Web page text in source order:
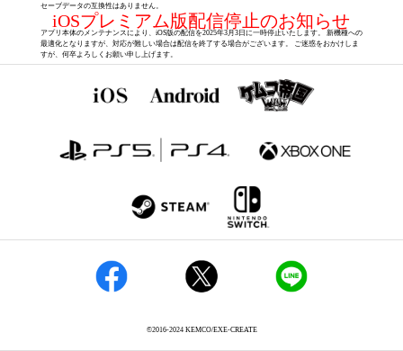
セーブデータの互換性はありません。
iOSプレミアム版配信停止のお知らせ
アプリ本体のメンテナンスにより、iOS版の配信を2025年3月3日に一時停止いたします。 新機種への
最適化となりますが、対応が難しい場合は配信を終了する場合がございます。 ご迷惑をおかけしま
すが、何卒よろしくお願い申し上げます。
©2016-2024 KEMCO/EXE-CREATE